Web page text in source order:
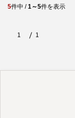
5件中 /1～5件を表示
1 1